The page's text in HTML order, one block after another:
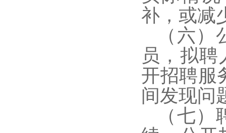
补，或减
（六
员，拟
开招聘服
间发现问
（七